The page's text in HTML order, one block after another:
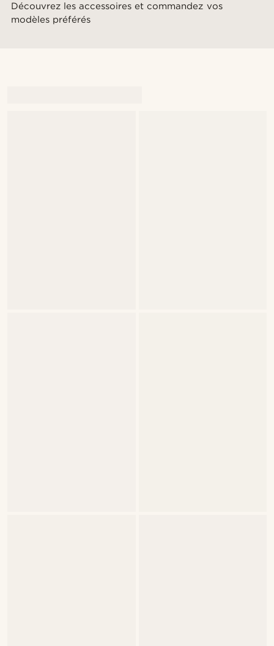
Découvrez les accessoires et commandez vos
modèles préférés